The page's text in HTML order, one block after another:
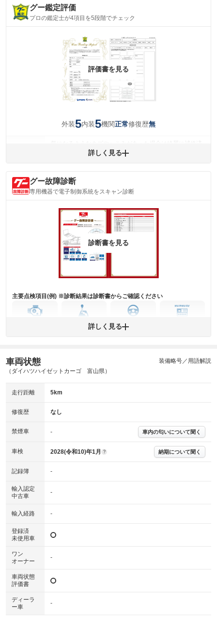
グー鑑定評価
プロの鑑定士が4項目を5段階でチェック
評価書を見る
外装5内装5機関正常修復歴無
みですが、 小さなキズやヘコミが残っている場合もありま
内装
(内装状態)
気になる汚れ等がない綺麗な室内を保っています。
主要機関に不具合はありません。
詳細は鑑定書をご確認ください。
※グー鑑定は保証サービスではございません。購入時は必ず現車をご確認
および表示項目が異なる場合がございます。
す。車両情報等の詳細は各販売店へお問い合わせ下さい。
詳しく見る
グー故障診断
専用機器で電子制御系統をスキャン診断
診断書を見る
主要点検項目(例) ※診断結果は診断書からご確認ください
ミッション
ステアリング
ABS その他
※グー故障診断は保証サービスではございません。購入時は必ず現車をご
※実際にお渡しする故障診断書につきましては、形式および表示項目が異
※グー故障診断書はあくまでも実施時点での診断結果となります。将来に
わたり車両状態を担保するものではありませんので、車両情報等の詳細は
詳しく見る
車両状態
（ダイハツハイゼットカーゴ 富山県）
装備略号／用語解説
走行距離 5km
修復歴 なし
禁煙車 - 車内の匂いについて聞く
車検 2028(令和10)年1月 ? 納期について聞く
記録簿 -
輸入認定
中古車
-
輸入経路 -
登録済
未使用車
ワン
オーナー
-
車両状態
評価書
ディーラ
ー車
-